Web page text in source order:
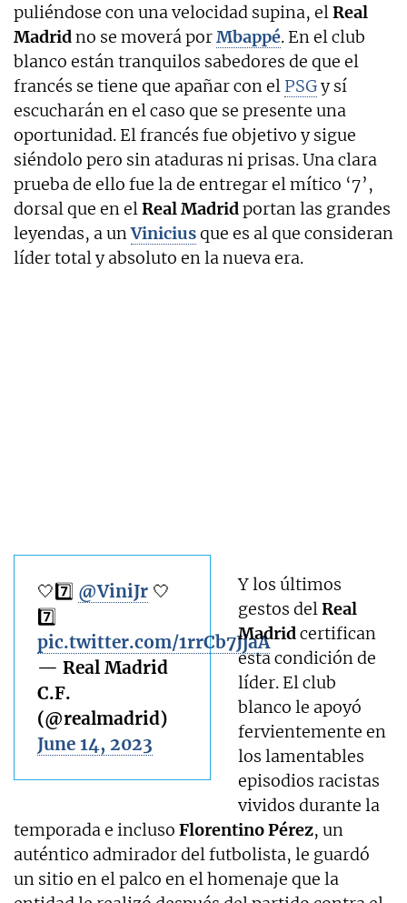
puliéndose con una velocidad supina, elReal
Madridno se moverá porMbappé. En el club
blanco están tranquilos sabedores de que el
francés se tiene que apañar con el PSGy sí
escucharán en el caso que se presente una
oportunidad. El francés fue objetivo y sigue
siéndolo pero sin ataduras ni prisas. Una clara
prueba de ello fue la de entregar el mítico ‘7’,
dorsal que en elReal Madridportan las grandes
leyendas, a unViniciusque es al que consideran
líder total y absoluto en la nueva era.
🤍7️⃣ @ViniJr 🤍
7️⃣
pic.twitter.com/1rrCb7JjaA
— Real Madrid
C.F.
(@realmadrid)
June 14, 2023
Y los últimos
gestos delReal
Madridcertifican
esta condición de
líder. El club
blanco le apoyó
fervientemente en
los lamentables
episodios racistas
vividos durante la
temporada e incluso Florentino Pérez, un
auténtico admirador del futbolista, le guardó
un sitio en el palco en el homenaje que la